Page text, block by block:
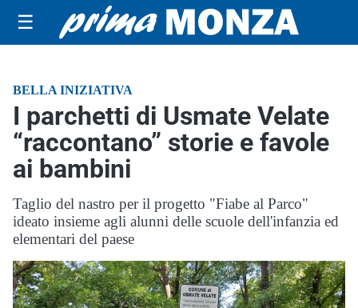
☰
BELLA INIZIATIVA
I parchetti di Usmate Velate
“raccontano” storie e favole
ai bambini
Taglio del nastro per il progetto "Fiabe al Parco"
ideato insieme agli alunni delle scuole dell'infanzia ed
elementari del paese